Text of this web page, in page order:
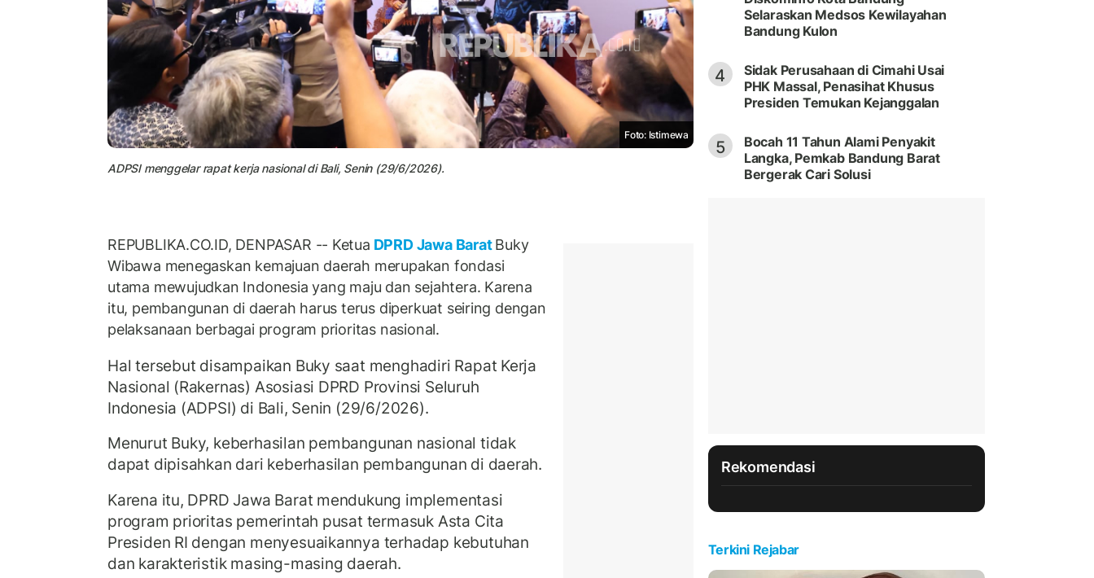
Foto: Istimewa
ADPSI menggelar rapat kerja nasional di Bali, Senin (29/6/2026).
REPUBLIKA.CO.ID, DENPASAR -- Ketua DPRD Jawa BaratBuky
Wibawa menegaskan kemajuan daerah merupakan fondasi
utama mewujudkan Indonesia yang maju dan sejahtera. Karena
itu, pembangunan di daerah harus terus diperkuat seiring dengan
pelaksanaan berbagai program prioritas nasional.
Hal tersebut disampaikan Buky saat menghadiri Rapat Kerja
Nasional (Rakernas) Asosiasi DPRD Provinsi Seluruh
Indonesia (ADPSI) di Bali, Senin (29/6/2026).
Menurut Buky, keberhasilan pembangunan nasional tidak
dapat dipisahkan dari keberhasilan pembangunan di daerah.
Karena itu, DPRD Jawa Barat mendukung implementasi
program prioritas pemerintah pusat termasuk Asta Cita
Presiden RI dengan menyesuaikannya terhadap kebutuhan
dan karakteristik masing-masing daerah.
Selaraskan Medsos Kewilayahan
Bandung Kulon
4
Sidak Perusahaan di Cimahi Usai
PHK Massal, Penasihat Khusus
Presiden Temukan Kejanggalan
5
Bocah 11 Tahun Alami Penyakit
Langka, Pemkab Bandung Barat
Bergerak Cari Solusi
Rekomendasi
Terkini Rejabar